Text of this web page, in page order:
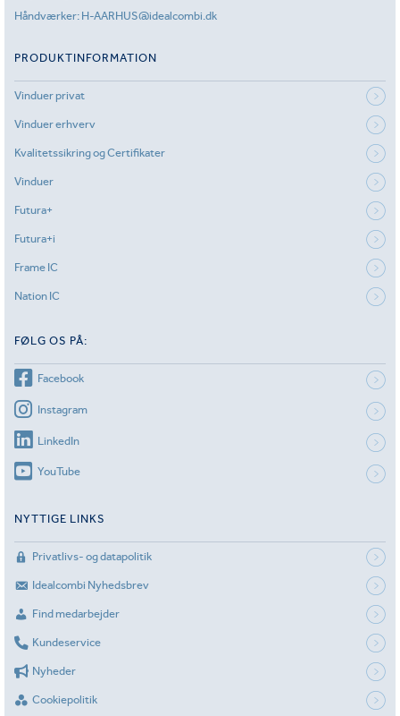
Håndværker: H-AARHUS@idealcombi.dk
PRODUKTINFORMATION
Vinduer privat
Vinduer erhverv
Kvalitetssikring og Certifikater
Vinduer
Futura+
Futura+i
Frame IC
Nation IC
FØLG OS PÅ:
Facebook
Instagram
LinkedIn
YouTube
NYTTIGE LINKS
Privatlivs- og datapolitik
Idealcombi Nyhedsbrev
Find medarbejder
Kundeservice
Nyheder
Cookiepolitik